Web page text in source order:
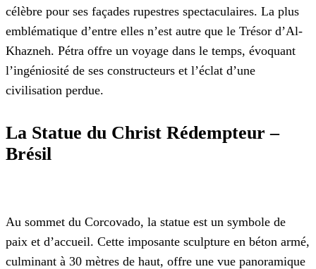
célèbre pour ses façades rupestres spectaculaires. La plus
emblématique d’entre elles n’est autre que le Trésor d’Al-
Khazneh. Pétra offre un voyage dans le temps, évoquant
l’ingéniosité de ses constructeurs et l’éclat d’une
civilisation perdue.
La Statue du Christ Rédempteur –
Brésil
Au sommet du Corcovado, la statue est un symbole de
paix et d’accueil. Cette imposante sculpture en béton armé,
culminant à 30 mètres de haut, offre une vue panoramique